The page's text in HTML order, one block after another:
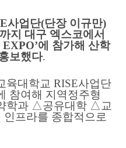
사업단(단장 이규만)
까지 대구 엑스코에서
EXPO’에 참가해 산학
보했다.
육대학교 RISE사업단
참여해 지역정주형
학과 △공유대학 △ 교
프라를 종합적으로